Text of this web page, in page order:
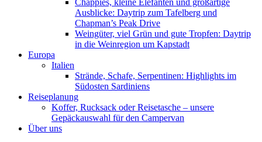
Chappies, kleine Elefanten und großartige
Ausblicke: Daytrip zum Tafelberg und
Chapman’s Peak Drive
Weingüter, viel Grün und gute Tropfen: Daytrip
in die Weinregion um Kapstadt
Europa
Italien
Strände, Schafe, Serpentinen: Highlights im
Südosten Sardiniens
Reiseplanung
Koffer, Rucksack oder Reisetasche – unsere
Gepäckauswahl für den Campervan
Über uns